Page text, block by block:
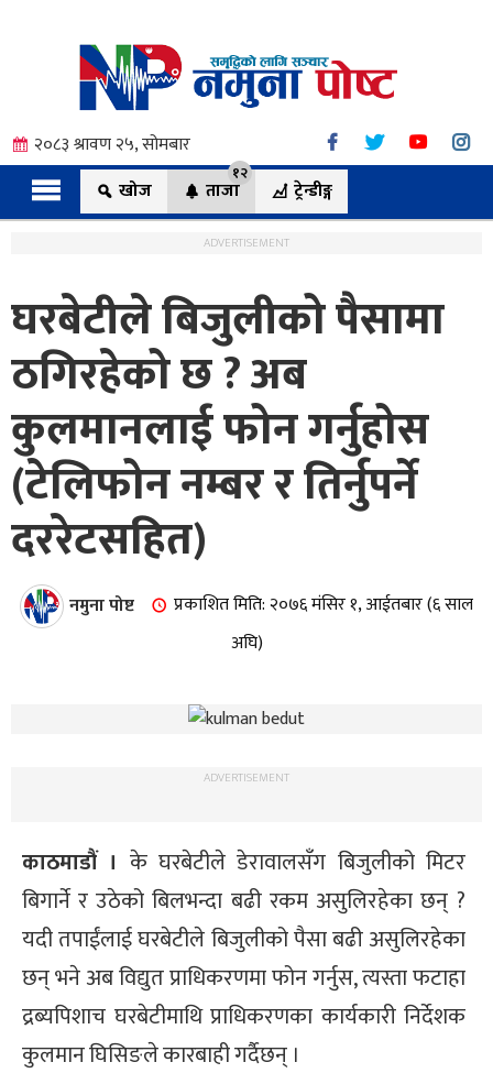
२०८३ श्रावण २५, सोमबार
खोज
ताजा
१२
ट्रेन्डीङ्ग
ADVERTISEMENT
घरबेटीले बिजुलीको पैसामा
ठगिरहेको छ ? अब
कुलमानलाई फोन गर्नुहोस
(टेलिफोन नम्बर र तिर्नुपर्ने
दररेटसहित)
नमुना पोष्ट
प्रकाशित मिति: २०७६ मंसिर १, आईतबार (६ साल
अघि)
ADVERTISEMENT
काठमाडौं । के घरबेटीले डेरावालसँग बिजुलीको मिटर
बिगार्ने र उठेको बिलभन्दा बढी रकम असुलिरहेका छन् ?
यदी तपाईंलाई घरबेटीले बिजुलीको पैसा बढी असुलिरहेका
छन् भने अब विद्युत प्राधिकरणमा फोन गर्नुस, त्यस्ता फटाहा
द्रब्यपिशाच घरबेटीमाथि प्राधिकरणका कार्यकारी निर्देशक
कुलमान घिसिङले कारबाही गर्दैछन् ।